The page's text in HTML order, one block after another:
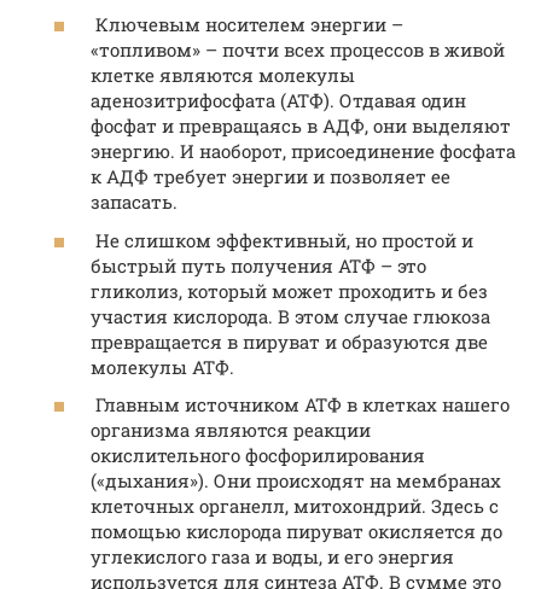
Ключевым носителем энергии –
«топливом» – почти всех процессов в живой
клетке являются молекулы
аденозитрифосфата (АТФ). Отдавая один
фосфат и превращаясь в АДФ, они выделяют
энергию. И наоборот, присоединение фосфата
к АДФ требует энергии и позволяет ее
запасать.
Не слишком эффективный, но простой и
быстрый путь получения АТФ – это
гликолиз, который может проходить и без
участия кислорода. В этом случае глюкоза
превращается в пируват и образуются две
молекулы АТФ.
Главным источником АТФ в клетках нашего
организма являются реакции
окислительного фосфорилирования
(«дыхания»). Они происходят на мембранах
клеточных органелл, митохондрий. Здесь с
помощью кислорода пируват окисляется до
углекислого газа и воды, и его энергия
используется для синтеза АТФ. В сумме это